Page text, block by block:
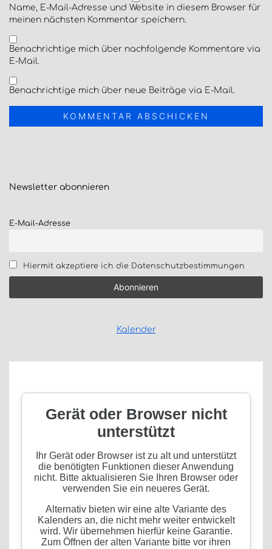
Name, E-Mail-Adresse und Website in diesem Browser für
meinen nächsten Kommentar speichern.
Benachrichtige mich über nachfolgende Kommentare via
E-Mail.
Benachrichtige mich über neue Beiträge via E-Mail.
Newsletter abonnieren
E-Mail-Adresse
Hiermit akzeptiere ich die Datenschutzbestimmungen
Kalender